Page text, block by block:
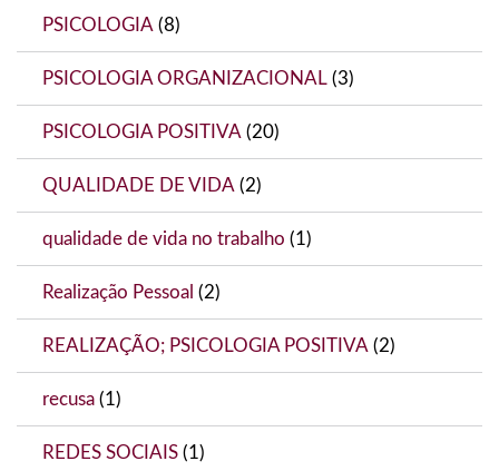
PSICOLOGIA (8)
PSICOLOGIA ORGANIZACIONAL (3)
PSICOLOGIA POSITIVA (20)
QUALIDADE DE VIDA (2)
qualidade de vida no trabalho (1)
Realização Pessoal (2)
REALIZAÇÃO; PSICOLOGIA POSITIVA (2)
recusa (1)
REDES SOCIAIS (1)